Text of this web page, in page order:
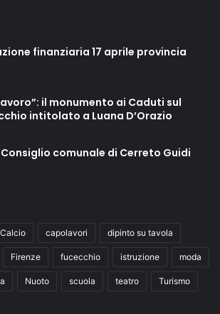
finanziaria 17 aprile provincia
il monumento ai Caduti sul
intitolato a Luana D’Orazio
comunale di Cerreto Guidi
Calcio capolavori dipinto su tavola
Firenze fucecchio istruzione moda
Nuoto scuola teatro Turismo